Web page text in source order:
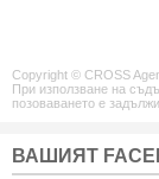
Copyright © CROSS
При използване на
позоваването е
ВАШИЯТ